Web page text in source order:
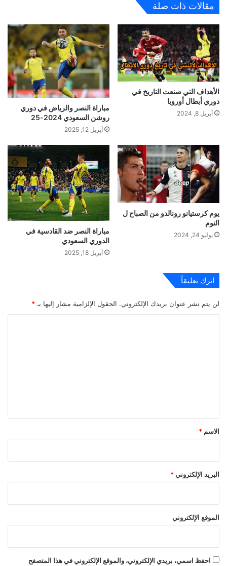
مقالات ذات صلة
الأهداف التي صنعت التاريخ في
دوري أبطال أوروبا
أبريل 8, 2024
مباراة النصر والرياض في دوري
روشن السعودي 2024-25
أبريل 12, 2025
يوم كرستيانو رونالدو من الصباح ل
النوم
يوليو 24, 2024
مباراة النصر ضد القادسية في
الدوري السعودي
أبريل 18, 2025
اترك تعليقاً
لن يتم نشر عنوان بريدك الإلكتروني. الحقول الإلزامية مشار إليها بـ *
*
الاسم *
البريد الإلكتروني *
الموقع الإلكتروني
احفظ اسمي، بريدي الإلكتروني، والموقع الإلكتروني في هذا المتصفح